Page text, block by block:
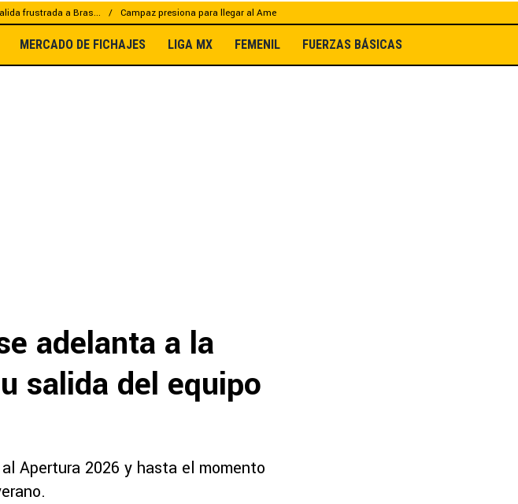
frustrada a Bras... Campaz presiona para llegar al Ame
MERCADO DE FICHAJES LIGA MX FEMENIL FUERZAS BÁSICAS
adelanta a la
salida del equipo
Apertura 2026 y hasta el momento